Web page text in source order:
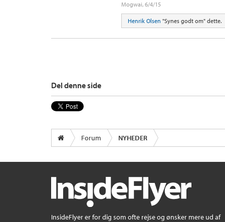
Mogwai, 6/4/15
Henrik Olsen "Synes godt om" dette.
Del denne side
Forum NYHEDER
InsideFlyer er for dig som ofte rejse og ønsker mere ud af